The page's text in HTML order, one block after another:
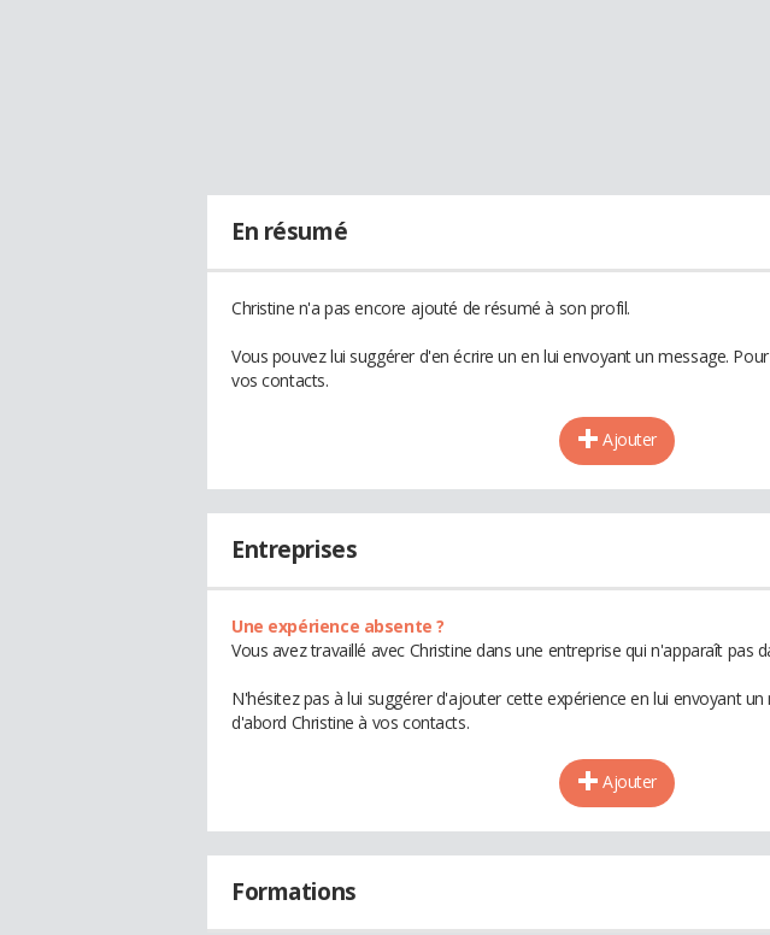
En résumé
Christine n'a pas encore ajouté de résumé à son profil.
Vous pouvez lui suggérer d'en écrire un en lui envoyant un message.
vos contacts.
Ajouter
Entreprises
Une expérience absente ?
Vous avez travaillé avec Christine dans une entreprise qui n'apparaît pas
N'hésitez pas à lui suggérer d'ajouter cette expérience en lui envoyant
d'abord Christine à vos contacts.
Ajouter
Formations